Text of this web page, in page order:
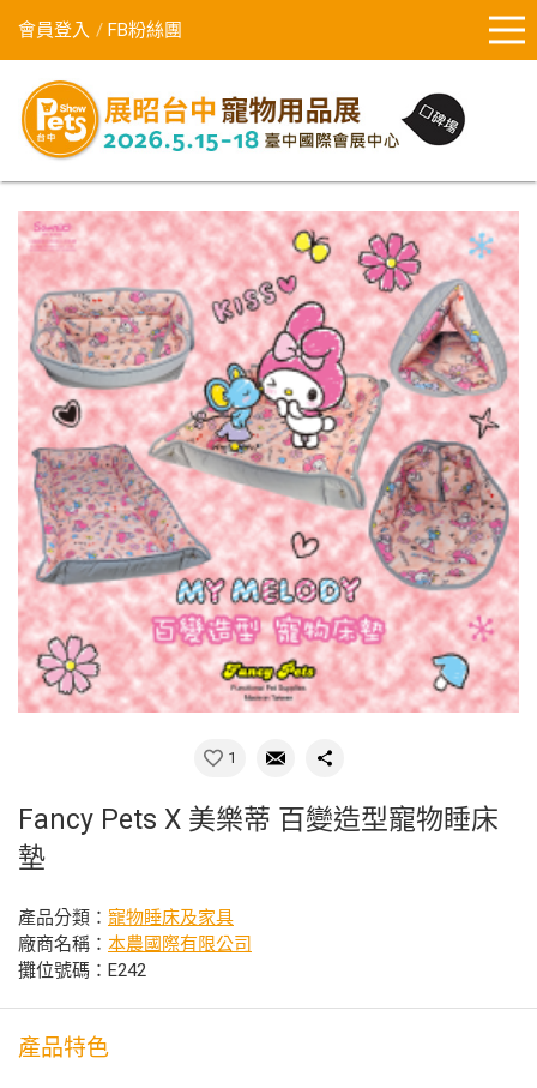
會員登入 FB粉絲團
1
Fancy Pets X 美樂蒂 百變造型寵物睡床
墊
產品分類： 寵物睡床及家具
廠商名稱： 本農國際有限公司
攤位號碼：E242
產品特色